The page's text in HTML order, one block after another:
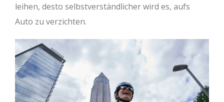
leihen, desto selbstverständlicher wird es, aufs
Auto zu verzichten.